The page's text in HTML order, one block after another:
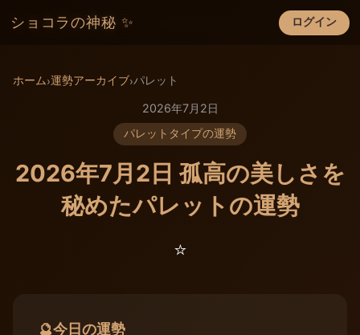
ショコラの神秘 ✨ ログイン
×
ホーム›運勢アーカイブ›パレット
2026年7月2日
パレットタイプの運勢
2026年7月2日 孤高の美しさを
秘めたパレットの運勢
⭐️
🔮今日の運勢